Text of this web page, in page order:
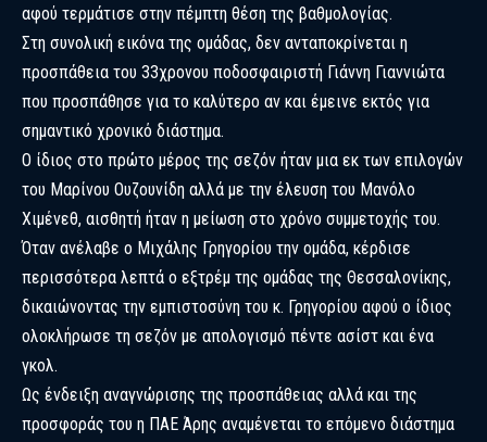
αφού τερμάτισε στην πέμπτη θέση της βαθμολογίας.
Στη συνολική εικόνα της ομάδας, δεν ανταποκρίνεται η
προσπάθεια του 33χρονου ποδοσφαιριστή Γιάννη Γιαννιώτα
που προσπάθησε για το καλύτερο αν και έμεινε εκτός για
σημαντικό χρονικό διάστημα.
Ο ίδιος στο πρώτο μέρος της σεζόν ήταν μια εκ των επιλογών
του Μαρίνου Ουζουνίδη αλλά με την έλευση του Μανόλο
Χιμένεθ, αισθητή ήταν η μείωση στο χρόνο συμμετοχής του.
Όταν ανέλαβε ο Μιχάλης Γρηγορίου την ομάδα, κέρδισε
περισσότερα λεπτά ο εξτρέμ της ομάδας της Θεσσαλονίκης,
δικαιώνοντας την εμπιστοσύνη του κ. Γρηγορίου αφού ο ίδιος
ολοκλήρωσε τη σεζόν με απολογισμό πέντε ασίστ και ένα
γκολ.
Ως ένδειξη αναγνώρισης της προσπάθειας αλλά και της
προσφοράς του η ΠΑΕ Άρης αναμένεται το επόμενο διάστημα